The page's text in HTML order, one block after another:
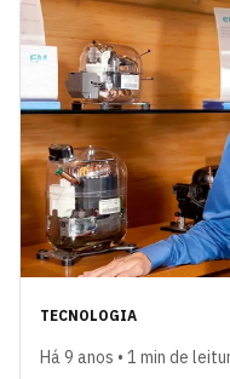
TECNOLOGIA
Há 9 anos • 1 min de